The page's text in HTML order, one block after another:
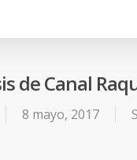
de Canal
8 mayo, 2017